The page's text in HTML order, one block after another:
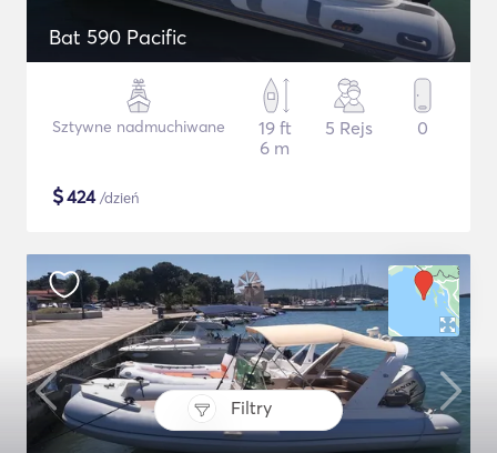
Filtry
Bat 590 Pacific
Sztywne nadmuchiwane
19 ft
6 m
5 Rejs 0
$424/dzień